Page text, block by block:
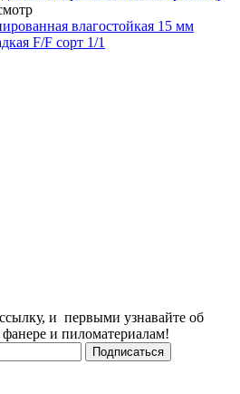
влагостойкая 15 мм
F/F сорт 1/1
и первыми узнавайте об
и пиломатериалам!